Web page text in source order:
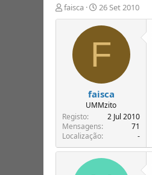
I
n
e
T
ó
p
faisca
D
a
t
n
í
c
o
26 Set 2010
F
faisca
UMMzito
Registo
2 Jul 2010
Mensagens
71
Localização
-